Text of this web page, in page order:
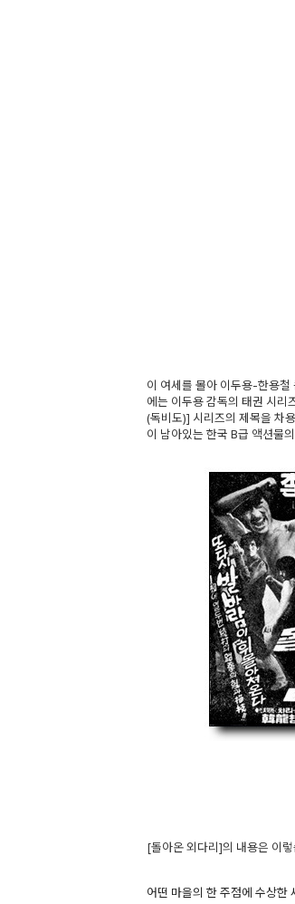
이 여세를 몰아 이두용-한용
에는 이두용 감독의 태권 시리
(독비도)] 시리즈의 제목을 차
이 남아있는 한국 B급 액션물
[돌아온 외다리]의 내용은 이
어떤 마을의 한 주점에 수상한